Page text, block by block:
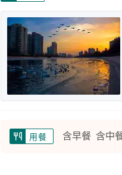
用餐 含早餐 含中